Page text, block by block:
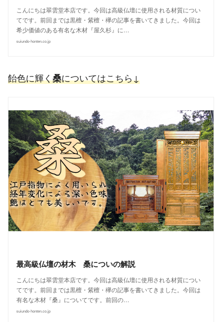
こんにちは翠雲堂本店です。今回は高級仏壇に使用される材質につい
てです。前回までは黒檀・紫檀・欅の記事を書いてきました。今回は
希少価値のある有名な木材『屋久杉』に…
suiundo-honten.co.jp
飴色に輝く桑についてはこちら↓
最高級仏壇の材木 桑についの解説
こんにちは翠雲堂本店です。今回は高級仏壇に使用される材質につい
てです。前回までは黒檀・紫檀・欅の記事を書いてきました。今回は
有名な木材『桑』についてです。前回の…
suiundo-honten.co.jp